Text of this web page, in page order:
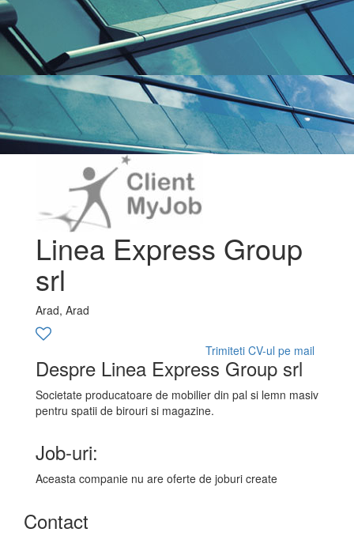
Linea Express Group
srl
Arad, Arad
Trimiteti CV-ul pe mail
Despre Linea Express Group srl
Societate producatoare de mobilier din pal si lemn masiv
pentru spatii de birouri si magazine.
Job-uri:
Aceasta companie nu are oferte de joburi create
Contact